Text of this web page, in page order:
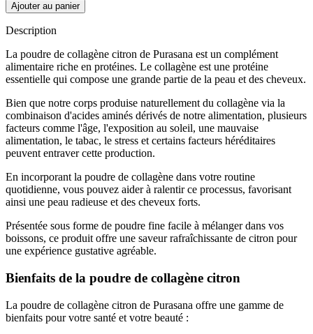
(1 avis)
Ajouter au panier
Description
La poudre de collagène citron de Purasana est un complément
alimentaire riche en protéines. Le collagène est une protéine
essentielle qui compose une grande partie de la peau et des cheveux.
Bien que notre corps produise naturellement du collagène via la
combinaison d'acides aminés dérivés de notre alimentation, plusieurs
facteurs comme l'âge, l'exposition au soleil, une mauvaise
alimentation, le tabac, le stress et certains facteurs héréditaires
peuvent entraver cette production.
En incorporant la poudre de collagène dans votre routine
quotidienne, vous pouvez aider à ralentir ce processus, favorisant
ainsi une peau radieuse et des cheveux forts.
Présentée sous forme de poudre fine facile à mélanger dans vos
boissons, ce produit offre une saveur rafraîchissante de citron pour
une expérience gustative agréable.
Bienfaits de la poudre de collagène citron
La poudre de collagène citron de Purasana offre une gamme de
bienfaits pour votre santé et votre beauté :